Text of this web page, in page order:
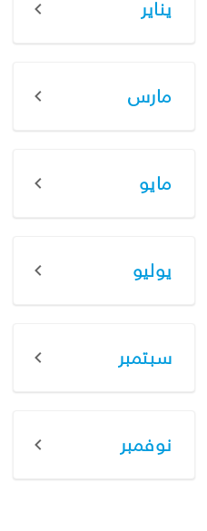
يناير
مارس
مايو
يوليو
سبتمبر
نوفمبر